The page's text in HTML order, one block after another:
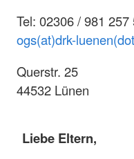
Tel: 02306 / 981 257
ogs(at)drk-
Querstr. 25
44532 Lünen
Liebe Eltern,